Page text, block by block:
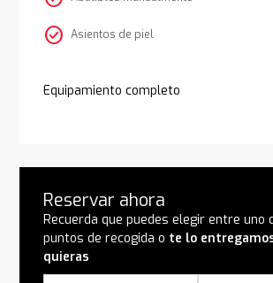
check_circle Asientos de piel
Equipamiento completo
Reservar ahora
Recuerda que puedes elegir entre uno
puntos de recogida o te lo
quieras